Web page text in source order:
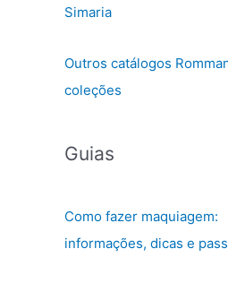
Simaria
Outros catálogos
coleções
Guias
Como fazer maquiagem:
informações, dicas e